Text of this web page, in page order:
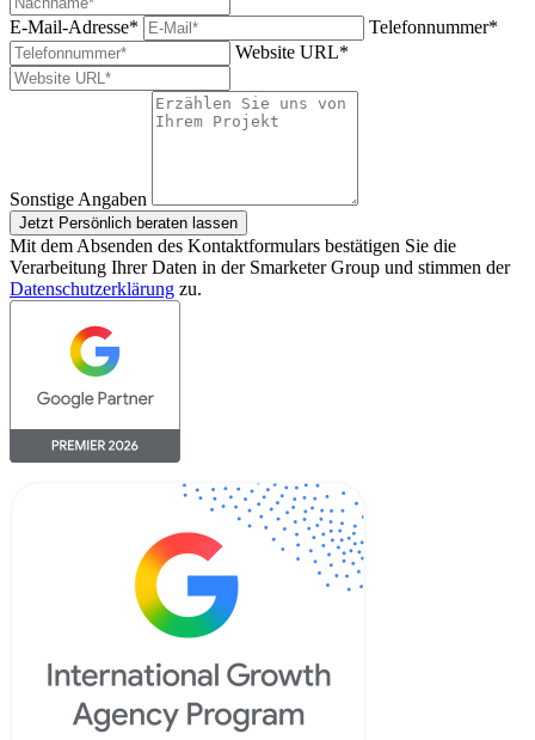
E-Mail-Adresse*
Telefonnummer*
Website URL*
Sonstige Angaben
Jetzt Persönlich beraten lassen
Mit dem Absenden des Kontaktformulars bestätigen Sie die
Verarbeitung Ihrer Daten in der Smarketer Group und stimmen der
Datenschutzerklärung zu.